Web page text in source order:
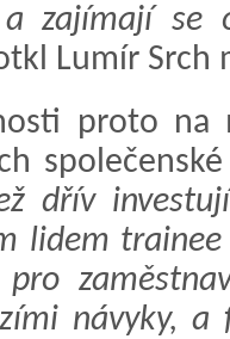
a zajímají se
Lumír Srch
proto
dřív
lidem
návyky,